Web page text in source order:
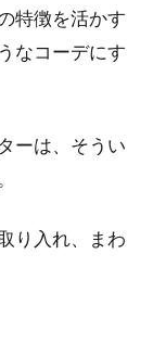
番人気のコートで
色にしよう」と悩
ボトムス丈と
いえば「コート」で
特徴を活かす
なコーデにす
ーは、そうい
り入れ、まわ